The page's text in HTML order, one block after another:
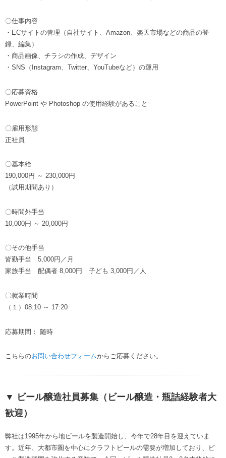
〇仕事内容
・ECサイトの管理（自社サイト、Amazon、楽天市場などの商品の登
録、編集）
・商品画像、チラシの作成、デザイン
・SNS（Instagram、Twitter、YouTubeなど）の運用
〇応募資格
PowerPoint や Photoshop の使用経験があること
〇雇用形態
正社員
〇基本給
190,000円 ～ 230,000円
（試用期間あり）
〇時間外手当
10,000円 ～ 20,000円
〇その他手当
皆勤手当 5,000円／月
家族手当 配偶者 8,000円 子ども 3,000円／人
〇就業時間
（１）08:10 ～ 17:20
応募期間： 随時
こちらのお問い合わせフォームからご応募ください。
▼ ビール醸造社員募集（ビール醸造・瓶詰経験者大
歓迎）
弊社は1995年から地ビールを製造開始し、今年で28年目を迎えていま
す。近年、大都市圏を中心にクラフトビールの需要が増加しており、ビ